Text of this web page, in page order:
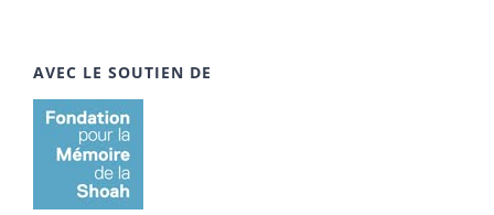
AVEC LE SOUTIEN DE